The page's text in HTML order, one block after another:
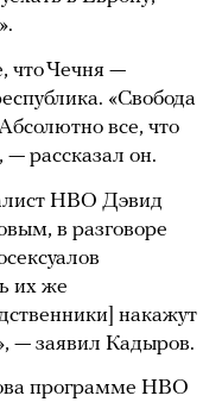
что Чечня —
«Свобода
все, что
— рассказал он.
HBO Дэвид
в разговоре
их же
накажут
— заявил Кадыров.
программе HBO